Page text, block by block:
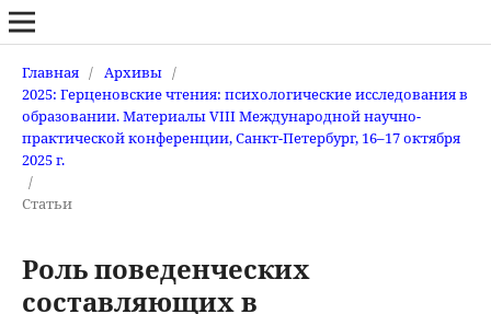
Главная / Архивы /
2025: Герценовские чтения: психологические исследования в
образовании. Материалы VIII Международной научно-
практической конференции, Санкт-Петербург, 16–17 октября
2025 г.
/
Статьи
Роль поведенческих
составляющих в